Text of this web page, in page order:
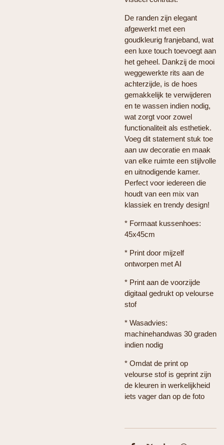
De randen zijn elegant
afgewerkt met een
goudkleurig franjeband, wat
een luxe touch toevoegt aan
het geheel. Dankzij de mooi
weggewerkte rits aan de
achterzijde, is de hoes
gemakkelijk te verwijderen
en te wassen indien nodig,
wat zorgt voor zowel
functionaliteit als esthetiek.
Voeg dit statement stuk toe
aan uw decoratie en maak
van elke ruimte een stijlvolle
en uitnodigende kamer.
Perfect voor iedereen die
houdt van een mix van
klassiek en trendy design!
* Formaat kussenhoes:
45x45cm
* Print door mijzelf
ontworpen met AI
* Print aan de voorzijde
digitaal gedrukt op velourse
stof
* Wasadvies:
machinehandwas 30 graden
indien nodig
* Omdat de print op
velourse stof is geprint zijn
de kleuren in werkelijkheid
iets vager dan op de foto